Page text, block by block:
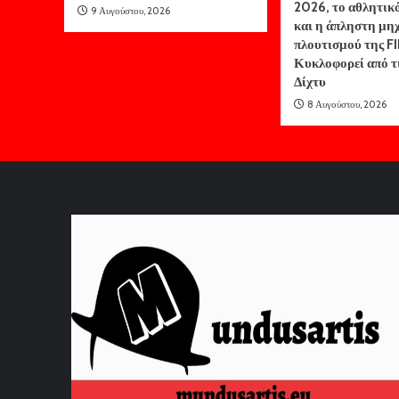
9 Αυγούστου, 2026
2026, το
και η άπληστη
πλουτισμού της
Κυκλοφορεί από
Δίχτυ
8 Αυγούστου, 2026